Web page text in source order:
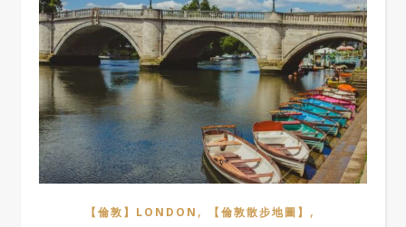
【倫敦】LONDON , 【倫敦散步地圖】 ,